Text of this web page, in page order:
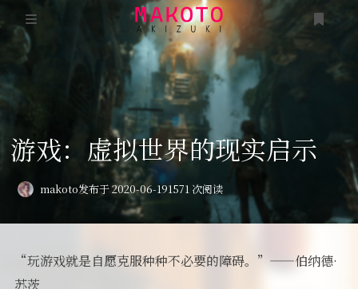
项目
《看见·后疫情时代》
《谣言》
毕业论文·浅析电子游戏的互动传播形式
游戏
游戏：虚拟世界的现实启示
makoto发布于 2020-06-191571 次阅读
“玩游戏就是自愿克服种种不必要的障碍。”——伯纳德·
苏茨